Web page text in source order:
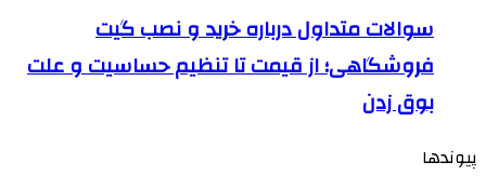
سوالات متداول درباره خرید و نصب گیت
فروشگاهی؛ از قیمت تا تنظیم حساسیت و علت
بوق زدن
پیوندها